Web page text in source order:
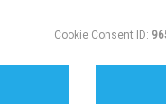
al presente
di
finalità
Cookie Consent ID: